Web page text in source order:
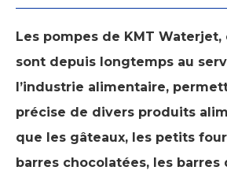
Les pompes de KMT Waterjet,
sont depuis longtemps au
l’industrie alimentaire,
précise de divers produits
que les gâteaux, les petits
barres chocolatées, les barres